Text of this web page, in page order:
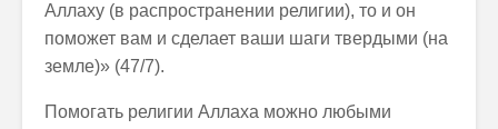
Аллаху (в распространении религии), то и он
поможет вам и сделает ваши шаги твердыми (на
земле)» (47/7).
Помогать религии Аллаха можно любыми